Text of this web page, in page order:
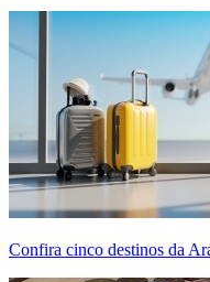
Confira cinco destinos da